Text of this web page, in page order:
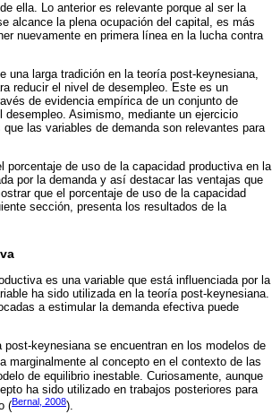
ella. Lo anterior es relevante porque al ser la
alcance la plena ocupación del capital, es más
nuevamente en primera línea en la lucha contra
larga tradición en la teoría post-keynesiana,
reducir el nivel de desempleo. Este es un
de evidencia empírica de un conjunto de
Asimismo, mediante un ejercicio
las variables de demanda son relevantes para
de uso de la capacidad productiva en la
por la demanda y así destacar las ventajas que
que el porcentaje de uso de la capacidad
sección, presenta los resultados de la
es una variable que está influenciada por la
ha sido utilizada en la teoría post-keynesiana.
a estimular la demanda efectiva puede
keynesiana se encuentran en los modelos de
marginalmente al concepto en el contexto de las
de equilibrio inestable. Curiosamente, aunque
ha sido utilizado en trabajos posteriores para
(Bernal, 2008).